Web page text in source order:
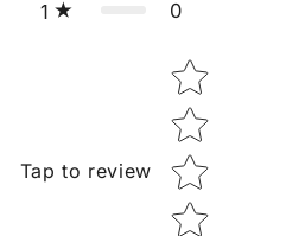
1 0
Tap to review
Star rating